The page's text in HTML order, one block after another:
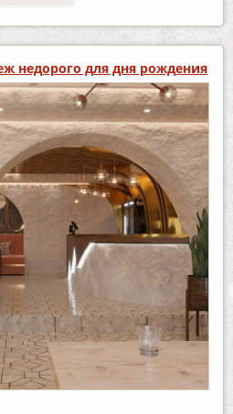
недорого для дня рождения